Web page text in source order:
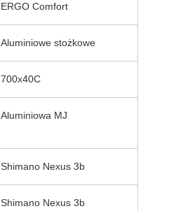
ERGO Comfort
Aluminiowe stożkowe
700x40C
Aluminiowa MJ
Shimano Nexus 3b
Shimano Nexus 3b